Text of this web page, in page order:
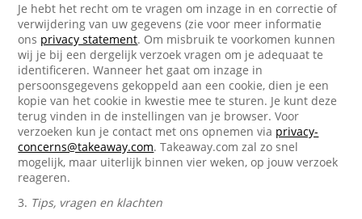
Je hebt het recht om te vragen om inzage in en correctie of
verwijdering van uw gegevens (zie voor meer informatie
ons privacy statement. Om misbruik te voorkomen kunnen
wij je bij een dergelijk verzoek vragen om je adequaat te
identificeren. Wanneer het gaat om inzage in
persoonsgegevens gekoppeld aan een cookie, dien je een
kopie van het cookie in kwestie mee te sturen. Je kunt deze
terug vinden in de instellingen van je browser. Voor
verzoeken kun je contact met ons opnemen via privacy-
concerns@takeaway.com. Takeaway.com zal zo snel
mogelijk, maar uiterlijk binnen vier weken, op jouw verzoek
reageren.
3. Tips, vragen en klachten